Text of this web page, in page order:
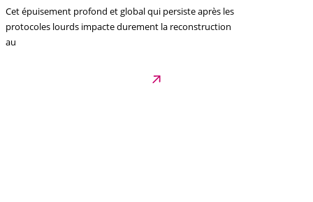
Cet épuisement profond et global qui persiste après les
protocoles lourds impacte durement la reconstruction
au